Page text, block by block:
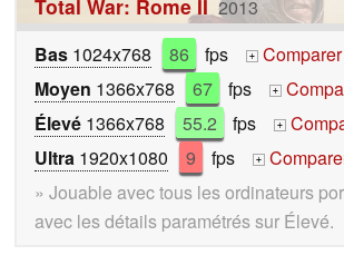
Total War: Rome II 2013
Bas 1024x768 86 fps +
Comparer
Moyen 1366x768 67 fps +
Élevé 1366x768 55.2 fps +
Ultra 1920x1080 9 fps +
» Jouable avec tous les ordinateurs
avec les détails paramétrés sur Élevé.